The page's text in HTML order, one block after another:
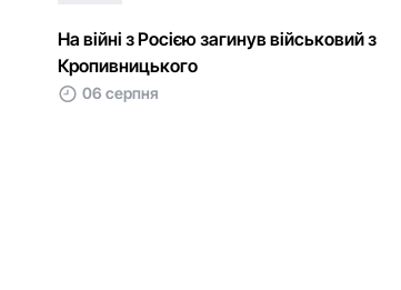
На війні з Росією загинув військовий з
Кропивницького
06 серпня